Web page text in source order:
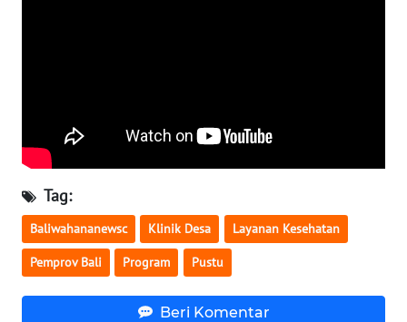
Tag:
Baliwahananewsc Klinik Desa Layanan Kesehatan
Pemprov Bali Program Pustu
Beri Komentar
SULTENG
SULBAR
WN
BABEL